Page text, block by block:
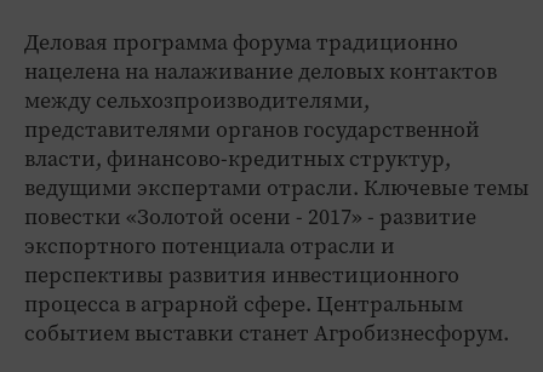
Деловая программа форума традиционно
нацелена на налаживание деловых контактов
между сельхозпроизводителями,
представителями органов государственной
власти, финансово-кредитных структур,
ведущими экспертами отрасли. Ключевые темы
повестки «Золотой осени - 2017» - развитие
экспортного потенциала отрасли и
перспективы развития инвестиционного
процесса в аграрной сфере. Центральным
событием выставки станет Агробизнесфорум.